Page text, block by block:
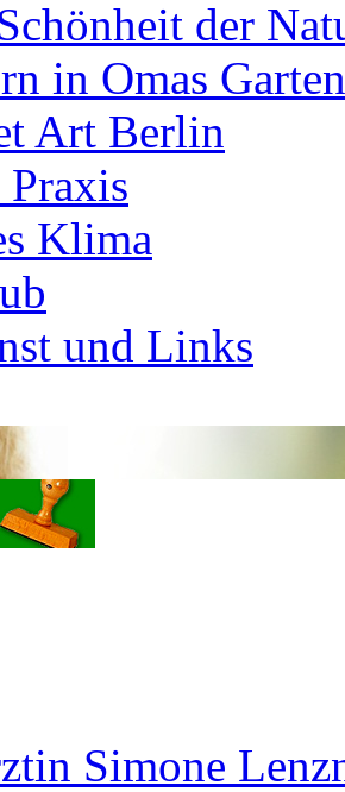
der
in Omas Garten
Art Berlin
Praxis
Klima
und Links
Simone